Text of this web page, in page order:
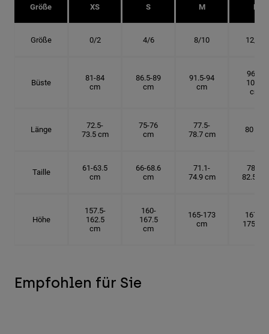
Größe XS S M L
Größe 0/2 4/6 8/10 12/14
Büste
81-84
cm
86.5-89
cm
91.5-94
cm
96.5-
101.5
cm
Länge
72.5-
73.5 cm
75-76
cm
77.5-
78.7 cm
80 cm
Taille
61-63.5
cm
66-68.6
cm
71.1-
74.9 cm
78.7-
82.5 cm
Höhe
157.5-
162.5
cm
160-
167.5
cm
165-173
cm
167.5-
175 cm
Empfohlen für Sie